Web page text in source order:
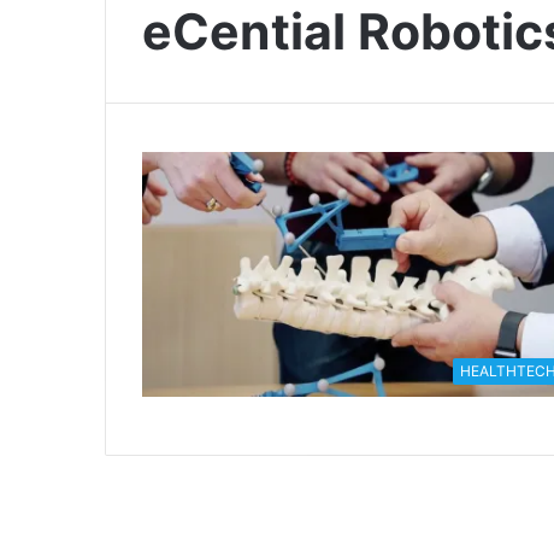
eCential
HEALTHTECH